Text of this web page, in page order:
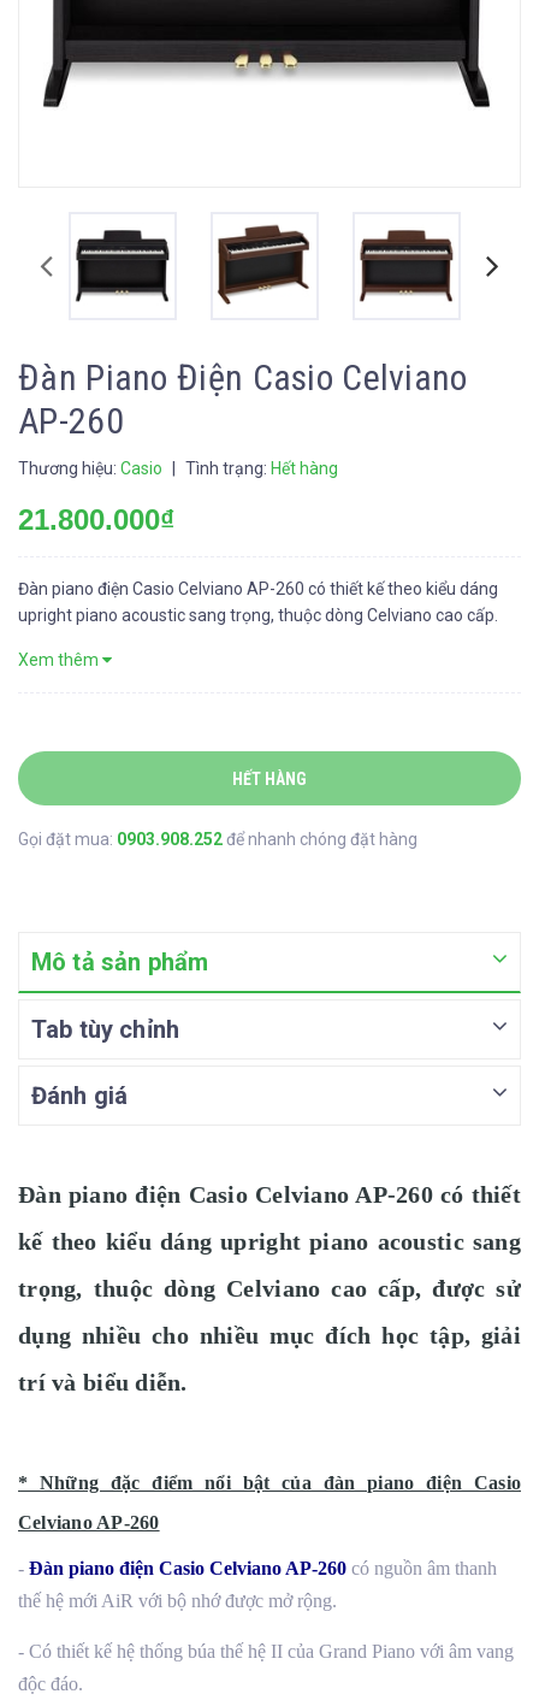
Đàn Piano Điện Casio Celviano
AP-260
Thương hiệu: Casio Tình trạng: Hết hàng
21.800.000₫
Đàn piano điện Casio Celviano AP-260 có thiết kế theo kiểu dáng
upright piano acoustic sang trọng, thuộc dòng Celviano cao cấp.
Xem thêm
HẾT HÀNG
Gọi đặt mua: 0903.908.252để nhanh chóng đặt hàng
Mô tả sản phẩm
Tab tùy chỉnh
Đánh giá
Đàn piano điện Casio Celviano AP-260 có thiết
kế theo kiểu dáng upright piano acoustic sang
trọng, thuộc dòng Celviano cao cấp, được sử
dụng nhiều cho nhiều mục đích học tập, giải
trí và biểu diễn.
* Những đặc điểm nổi bật của đàn piano điện Casio
Celviano AP-260
- Đàn piano điện Casio Celviano AP-260 có nguồn âm thanh
thế hệ mới AiR với bộ nhớ được mở rộng.
- Có thiết kế hệ thống búa thế hệ II của Grand Piano với âm vang
độc đáo.